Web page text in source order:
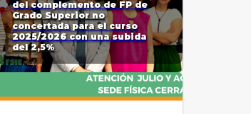
del complemento de FP de
Grado Superior no
concertada para el curso
2025/2026 con una subida
del 2,5%